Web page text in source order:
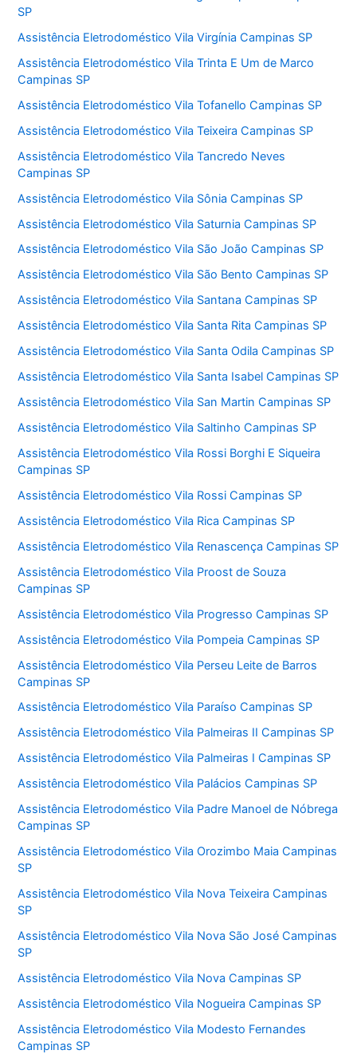
SP
Assistência Eletrodoméstico Vila Virgínia Campinas SP
Assistência Eletrodoméstico Vila Trinta E Um de Marco
Campinas SP
Assistência Eletrodoméstico Vila Tofanello Campinas SP
Assistência Eletrodoméstico Vila Teixeira Campinas SP
Assistência Eletrodoméstico Vila Tancredo Neves
Campinas SP
Assistência Eletrodoméstico Vila Sônia Campinas SP
Assistência Eletrodoméstico Vila Saturnia Campinas SP
Assistência Eletrodoméstico Vila São João Campinas SP
Assistência Eletrodoméstico Vila São Bento Campinas SP
Assistência Eletrodoméstico Vila Santana Campinas SP
Assistência Eletrodoméstico Vila Santa Rita Campinas SP
Assistência Eletrodoméstico Vila Santa Odila Campinas SP
Assistência Eletrodoméstico Vila Santa Isabel Campinas SP
Assistência Eletrodoméstico Vila San Martin Campinas SP
Assistência Eletrodoméstico Vila Saltinho Campinas SP
Assistência Eletrodoméstico Vila Rossi Borghi E Siqueira
Campinas SP
Assistência Eletrodoméstico Vila Rossi Campinas SP
Assistência Eletrodoméstico Vila Rica Campinas SP
Assistência Eletrodoméstico Vila Renascença Campinas SP
Assistência Eletrodoméstico Vila Proost de Souza
Campinas SP
Assistência Eletrodoméstico Vila Progresso Campinas SP
Assistência Eletrodoméstico Vila Pompeia Campinas SP
Assistência Eletrodoméstico Vila Perseu Leite de Barros
Campinas SP
Assistência Eletrodoméstico Vila Paraíso Campinas SP
Assistência Eletrodoméstico Vila Palmeiras II Campinas SP
Assistência Eletrodoméstico Vila Palmeiras I Campinas SP
Assistência Eletrodoméstico Vila Palácios Campinas SP
Assistência Eletrodoméstico Vila Padre Manoel de Nóbrega
Campinas SP
Assistência Eletrodoméstico Vila Orozimbo Maia Campinas
SP
Assistência Eletrodoméstico Vila Nova Teixeira Campinas
SP
Assistência Eletrodoméstico Vila Nova São José Campinas
SP
Assistência Eletrodoméstico Vila Nova Campinas SP
Assistência Eletrodoméstico Vila Nogueira Campinas SP
Assistência Eletrodoméstico Vila Modesto Fernandes
Campinas SP